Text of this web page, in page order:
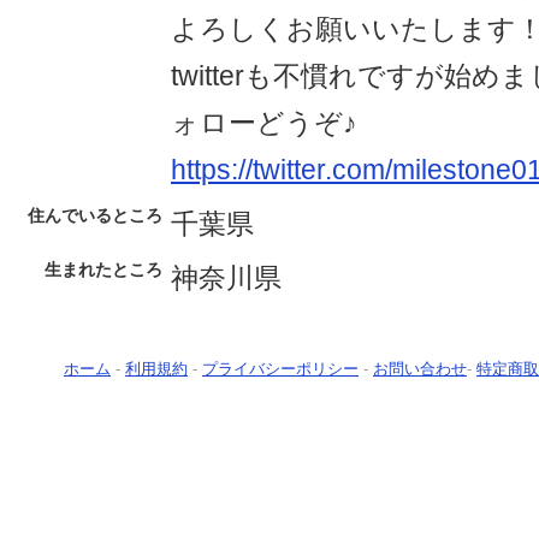
よろしくお願いいたします
twitterも不慣れですが始め
ォローどうぞ♪
https://twitter.com/
住んでいるところ 千葉県
生まれたところ 神奈川県
ホーム - 利用規約 - プライバシーポリシー - お問い合わせ- 特定商